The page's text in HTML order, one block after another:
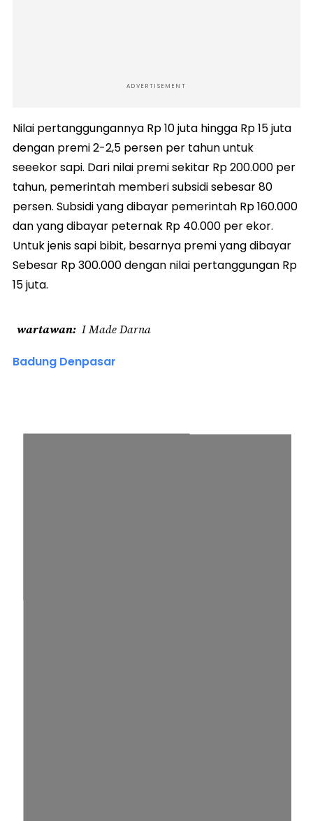
ADVERTISEMENT
Nilai pertanggungannya Rp 10 juta hingga Rp 15 juta
dengan premi 2-2,5 persen per tahun untuk
seeekor sapi. Dari nilai premi sekitar Rp 200.000 per
tahun, pemerintah memberi subsidi sebesar 80
persen. Subsidi yang dibayar pemerintah Rp 160.000
dan yang dibayar peternak Rp 40.000 per ekor.
Untuk jenis sapi bibit, besarnya premi yang dibayar
Sebesar Rp 300.000 dengan nilai pertanggungan Rp
15 juta.
wartawan I Made Darna
Badung Denpasar